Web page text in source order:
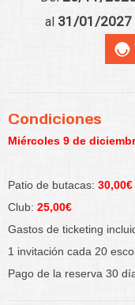
al 31/01/2027
Condiciones
Miércoles 9 de
Patio de butacas: 30,00€
Club: 25,00€
Gastos de ticketing
1 invitación cada 20
Pago de la reserva 30